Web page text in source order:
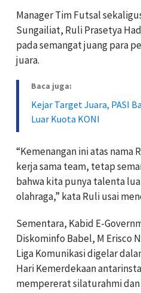
Manager Tim Futsal
Sungailiat, Ruli Prasetya
pada semangat juang para
juara.
Baca juga:
Kejar Target Juara, PASI
Luar Kuota KONI
“Kemenangan ini atas nama
kerja sama team, tetap
bahwa kita punya talenta
olahraga,” kata Ruli usai
Sementara, Kabid E-
Diskominfo Babel, M Erisco
Liga Komunikasi digelar
Hari Kemerdekaan
mempererat silaturahmi